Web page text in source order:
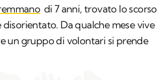
di 7 anni, trovato lo scorso
Da qualche mese vive
un gruppo di volontari si prende